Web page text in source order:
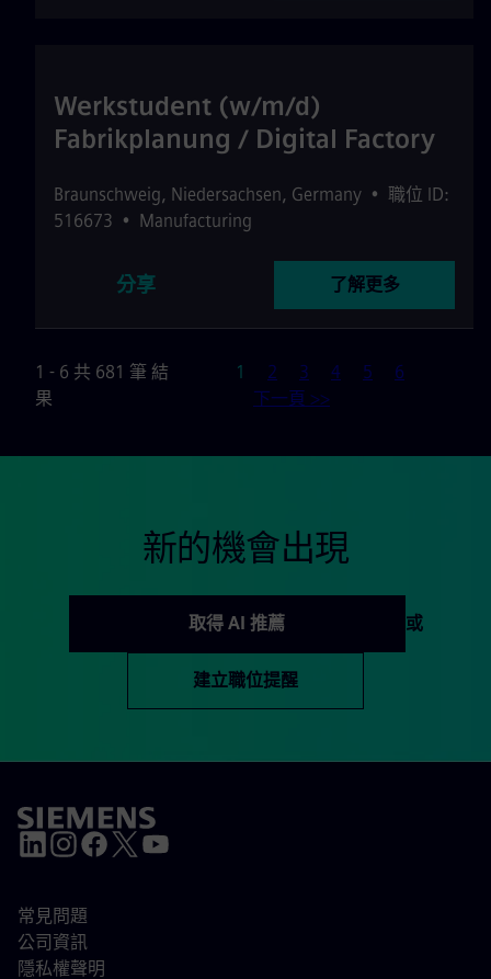
Werkstudent (w/m/d)
Fabrikplanung / Digital Factory
Braunschweig, Niedersachsen, Germany • 職位 ID:
516673 • Manufacturing
分享 了解更多
1 - 6 共 681 筆 結
果
頁1 2 3 4 5
6
下一頁 >>
新的機會出現
取得 AI 推薦 或
建立職位提醒
常見問題
公司資訊
隱私權聲明